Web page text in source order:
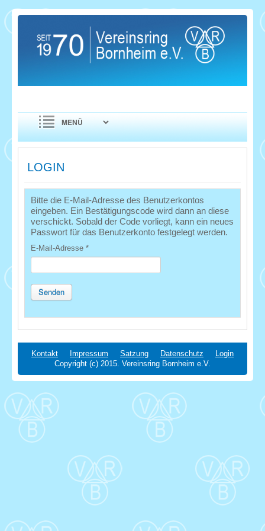
LOGIN
Bitte die E-Mail-Adresse des Benutzerkontos
eingeben. Ein Bestätigungscode wird dann an diese
verschickt. Sobald der Code vorliegt, kann ein neues
Passwort für das Benutzerkonto festgelegt werden.
E-Mail-Adresse *
Senden
Kontakt Impressum Satzung Datenschutz
Login
Copyright (c) 2015. Vereinsring Bornheim e.V.